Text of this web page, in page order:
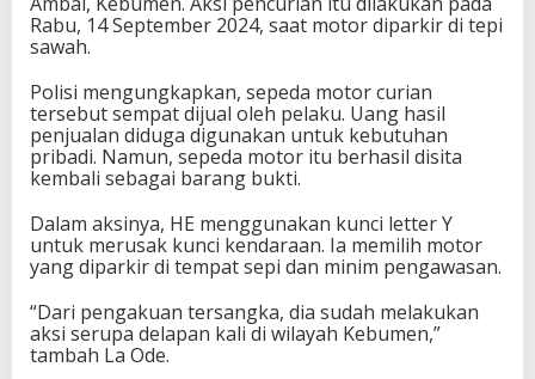
Rabu, 14 September 2024, saat motor diparkir di tepi
sawah.
Polisi mengungkapkan, sepeda motor curian
tersebut sempat dijual oleh pelaku. Uang hasil
penjualan diduga digunakan untuk kebutuhan
pribadi. Namun, sepeda motor itu berhasil disita
kembali sebagai barang bukti.
Dalam aksinya, HE menggunakan kunci letter Y
untuk merusak kunci kendaraan. Ia memilih motor
yang diparkir di tempat sepi dan minim pengawasan.
“Dari pengakuan tersangka, dia sudah melakukan
aksi serupa delapan kali di wilayah Kebumen,”
tambah La Ode.